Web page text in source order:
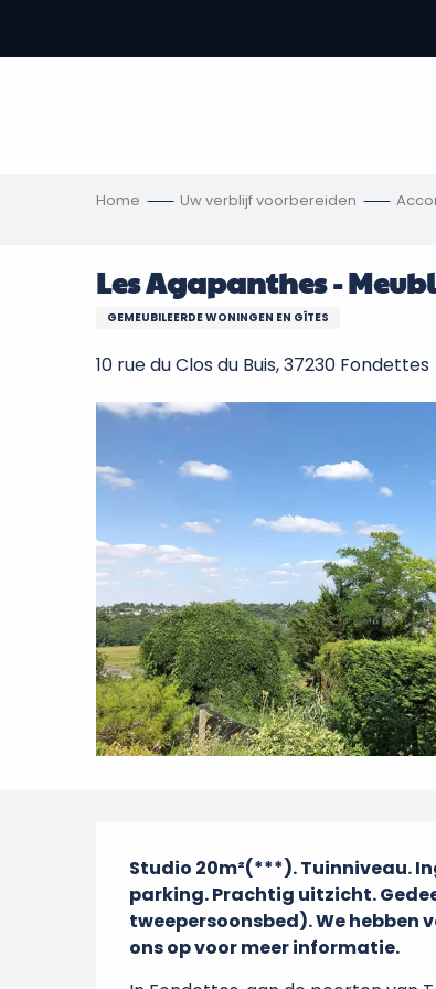
contenu
Home Uw verblijf voorbereiden
Les Agapanthes -
GEMEUBILEERDE WONINGEN EN GÎTES
10 rue du Clos du Buis, 37230 Fondettes
Beschrijving
Studio 20m²(***). Tuinniveau.
parking. Prachtig uitzicht.
tweepersoonsbed). We
ons op voor meer informatie.